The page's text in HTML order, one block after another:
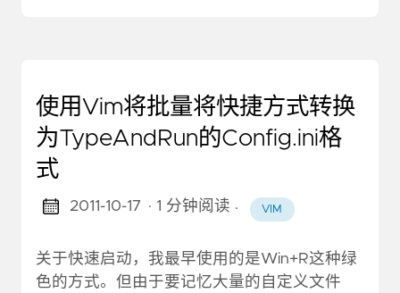
使用Vim将批量将快捷方式转换
为TypeAndRun的Config.ini格
式
2011-10-17 · 1 分钟阅读 · VIM
关于快速启动，我最早使用的是Win+R这种绿
色的方式。但由于要记忆大量的自定义文件